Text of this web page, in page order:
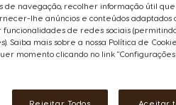
22,549
de navegação, recolher informação útil que
lhe anúncios e conteúdos adaptados
de redes sociais
Saiba mais sobre a nossa Política de
momento clicando no link
Rejeitar Todos Aceitar